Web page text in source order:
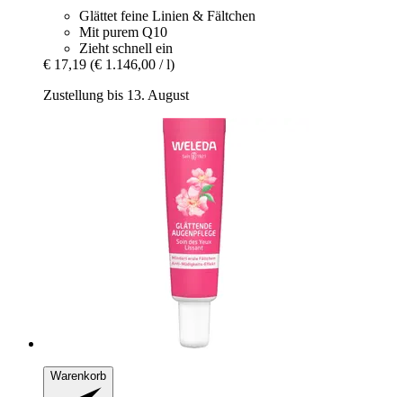
Glättet feine Linien & Fältchen
Mit purem Q10
Zieht schnell ein
€ 17,19 (€ 1.146,00 / l)
Zustellung bis 13. August
Warenkorb